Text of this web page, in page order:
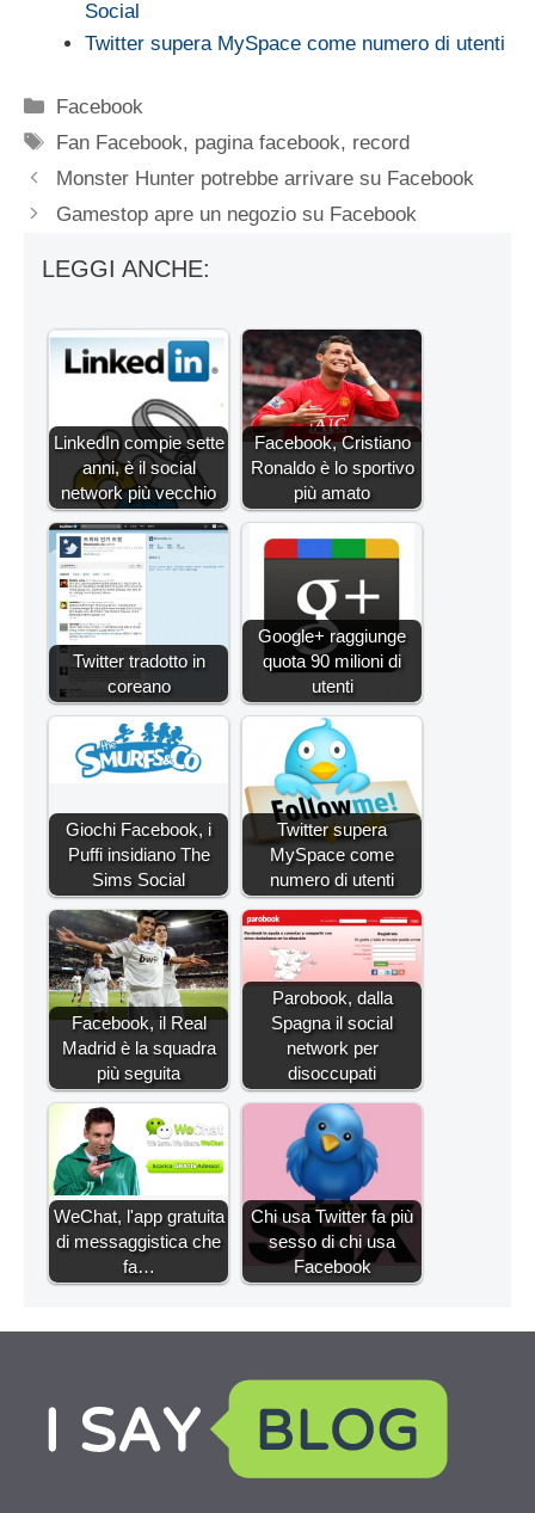
Social
Twitter supera MySpace come numero di utenti
Categorie
Facebook
Tag
Fan Facebook, pagina facebook, record
Monster Hunter potrebbe arrivare su Facebook
Gamestop apre un negozio su Facebook
LEGGI ANCHE:
LinkedIn compie sette
anni, è il social
network più vecchio
Facebook, Cristiano
Ronaldo è lo sportivo
più amato
Twitter tradotto in
coreano
Google+ raggiunge
quota 90 milioni di
utenti
Giochi Facebook, i
Puffi insidiano The
Sims Social
Twitter supera
MySpace come
numero di utenti
Facebook, il Real
Madrid è la squadra
più seguita
Parobook, dalla
Spagna il social
network per
disoccupati
WeChat, l'app gratuita
di messaggistica che
fa…
Chi usa Twitter fa più
sesso di chi usa
Facebook